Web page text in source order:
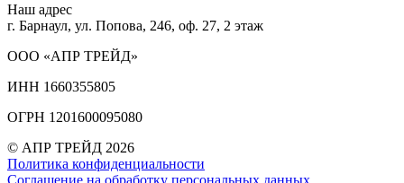
Наш адрес
г. Барнаул, ул. Попова, 246, оф. 27, 2 этаж
ООО «АПР ТРЕЙД»
ИНН 1660355805
ОГРН 1201600095080
© АПР ТРЕЙД 2026
Политика конфиденциальности
Соглашение на обработку персональных данных